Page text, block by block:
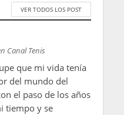
VER TODOS LOS POST
Canal Tenis
que mi vida tenía
del mundo del
el paso de los años
tiempo y se